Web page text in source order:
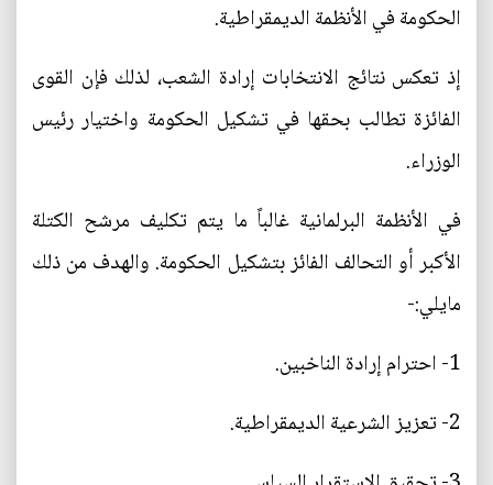
الحكومة في الأنظمة الديمقراطية.
إذ تعكس نتائج الانتخابات إرادة الشعب، لذلك فإن القوى
الفائزة تطالب بحقها في تشكيل الحكومة واختيار رئيس
الوزراء.
في الأنظمة البرلمانية غالباً ما يتم تكليف مرشح الكتلة
الأكبر أو التحالف الفائز بتشكيل الحكومة. والهدف من ذلك
مايلي:-
1- احترام إرادة الناخبين.
2- تعزيز الشرعية الديمقراطية.